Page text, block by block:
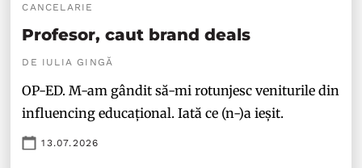
CANCELARIE
Profesor, caut brand deals
DE IULIA GINGĂ
OP-ED. M-am gândit să-mi rotunjesc veniturile din
influencing educațional. Iată ce (n-)a ieșit.
13.07.2026